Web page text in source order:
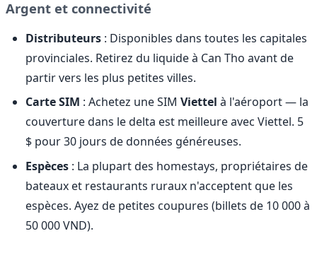
Argent et connectivité
Distributeurs : Disponibles dans toutes les capitales
provinciales. Retirez du liquide à Can Tho avant de
partir vers les plus petites villes.
Carte SIM : Achetez une SIM Viettel à l'aéroport — la
couverture dans le delta est meilleure avec Viettel. 5
$ pour 30 jours de données généreuses.
Espèces : La plupart des homestays, propriétaires de
bateaux et restaurants ruraux n'acceptent que les
espèces. Ayez de petites coupures (billets de 10 000 à
50 000 VND).